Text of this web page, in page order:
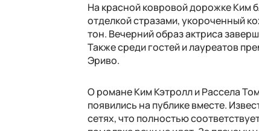
На красной ковровой дорожке Ким
отделкой стразами, укороченный
тон. Вечерний образ актриса
Также среди гостей и лауреатов
Эриво.
О романе Ким Кэтролл и Рассела
появились на публике вместе.
сетях, что полностью